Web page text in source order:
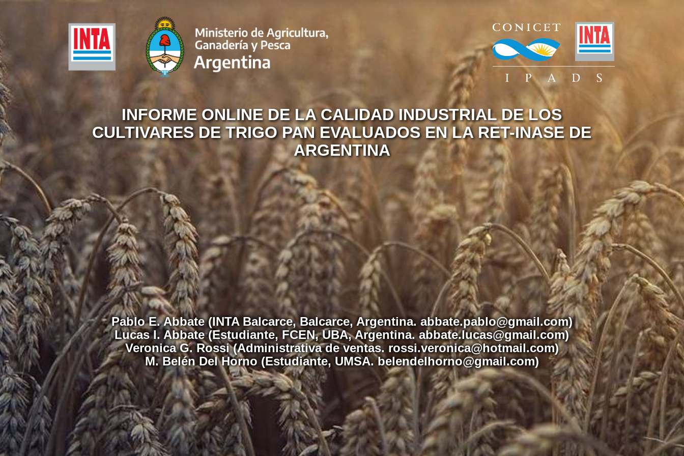
INFORME ONLINE DE LA CALIDAD INDUSTRIAL DE LOS
CULTIVARES DE TRIGO PAN EVALUADOS EN LA RET-INASE DE
ARGENTINA
Pablo E. Abbate (INTA Balcarce, Balcarce, Argentina. abbate.pablo@gmail.com)
Lucas I. Abbate (Estudiante, FCEN, UBA, Argentina. abbate.lucas@gmail.com)
Veronica G. Rossi (Administrativa de ventas. rossi.veronica@hotmail.com)
M. Belén Del Horno (Estudiante, UMSA. belendelhorno@gmail.com)